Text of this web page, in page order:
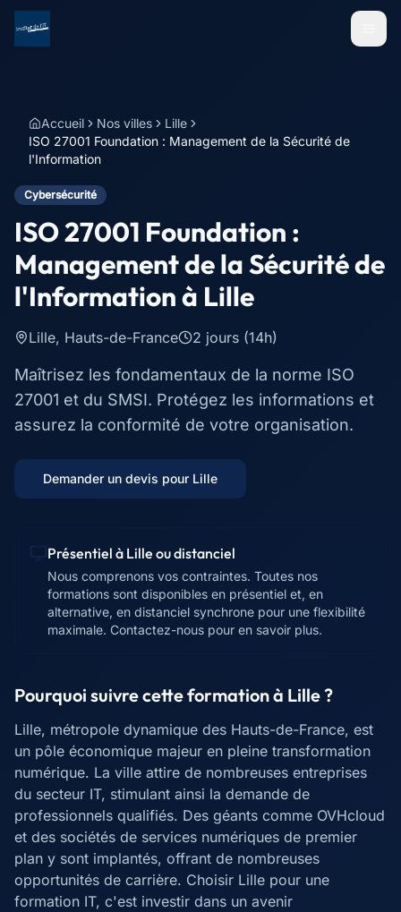
Menu
Accueil Nos villes
Lille
ISO 27001 Foundation : Management de la Sécurité de
l'Information
Cybersécurité
ISO 27001 Foundation :
Management de la Sécurité de
l'Informationà Lille
Lille, Hauts-de-France 2 jours (14h)
Maîtrisez les fondamentaux de la norme ISO
27001 et du SMSI. Protégez les informations et
assurez la conformité de votre organisation.
Demander un devis pour Lille
Présentiel à Lille ou distanciel
Nous comprenons vos contraintes. Toutes nos
formations sont disponibles en présentiel et, en
alternative, en distanciel synchrone pour une flexibilité
maximale. Contactez-nous pour en savoir plus.
Pourquoi suivre cette formation à Lille?
Lille, métropole dynamique des Hauts-de-France, est
un pôle économique majeur en pleine transformation
numérique. La ville attire de nombreuses entreprises
du secteur IT, stimulant ainsi la demande de
professionnels qualifiés. Des géants comme OVHcloud
et des sociétés de services numériques de premier
plan y sont implantés, offrant de nombreuses
opportunités de carrière. Choisir Lille pour une
formation IT, c'est investir dans un avenir